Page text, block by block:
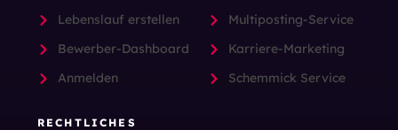
Lebenslauf erstellen
Bewerber-Dashboard
Anmelden
Multiposting-Service
Karriere-Marketing
Schemmick Service
RECHTLICHES